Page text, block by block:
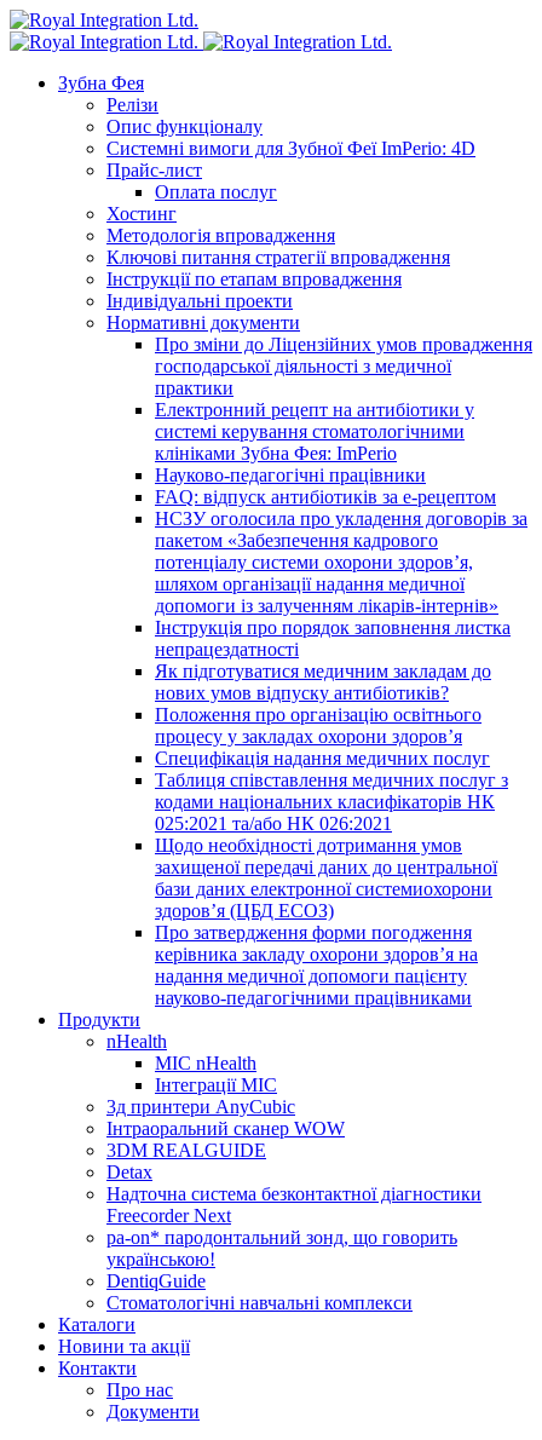
Зубна Фея
Релізи
Опис функціоналу
Системні вимоги для Зубної Феї ImPerio: 4D
Прайс-лист
Оплата послуг
Хостинг
Методологія впровадження
Ключові питання стратегії впровадження
Інструкції по етапам впровадження
Індивідуальні проекти
Нормативні документи
Про зміни до Ліцензійних умов провадження
господарської діяльності з медичної
практики
Електронний рецепт на антибіотики у
системі керування стоматологічними
клініками Зубна Фея: ImPerio
Науково-педагогічні працівники
FAQ: відпуск антибіотиків за е-рецептом
НСЗУ оголосила про укладення договорів за
пакетом «Забезпечення кадрового
потенціалу системи охорони здоров’я,
шляхом організації надання медичної
допомоги із залученням лікарів-інтернів»
Інструкція про порядок заповнення листка
непрацездатності
Як підготуватися медичним закладам до
нових умов відпуску антибіотиків?
Положення про організацію освітнього
процесу у закладах охорони здоров’я
Специфікація надання медичних послуг
Таблиця співставлення медичних послуг з
кодами національних класифікаторів НК
025:2021 та/або НК 026:2021
Щодо необхідності дотримання умов
захищеної передачі даних до центральної
бази даних електронної системиохорони
здоров’я (ЦБД ЕСОЗ)
Про затвердження форми погодження
керівника закладу охорони здоров’я на
надання медичної допомоги пацієнту
науково-педагогічними працівниками
Продукти
nHealth
МІС nHealth
Інтеграції МІС
3д принтери AnyCubic
Інтраоральний сканер WOW
3DM REALGUIDE
Detax
Надточна система безконтактної діагностики
Freecorder Next
pa-on* пародонтальний зонд, що говорить
українською!
DentiqGuide
Стоматологічні навчальні комплекси
Каталоги
Новини та акції
Контакти
Про нас
Документи